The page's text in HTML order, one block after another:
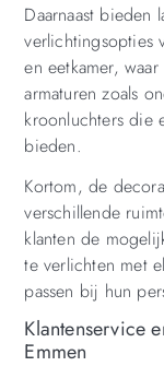
Daarnaast bieden
verlichtingsopties
en eetkamer,
armaturen zoals
kroonluchters die
bieden.
Kortom, de
verschillende
klanten de
te verlichten met
passen bij hun
Klantenservice
Emmen